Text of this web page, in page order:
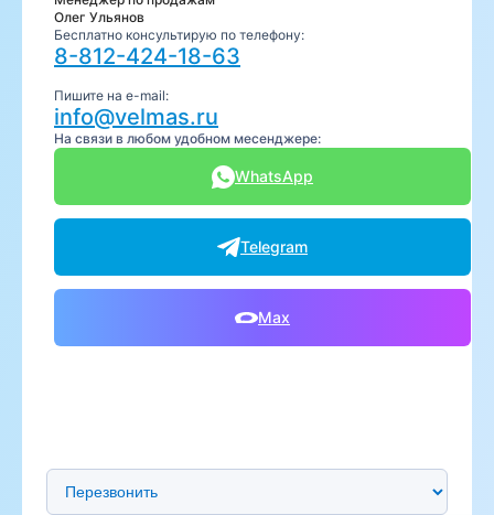
Олег Ульянов
Бесплатно консультирую по телефону:
8-812-424-18-63
Пишите на e-mail:
info@velmas.ru
На связи в любом удобном месенджере:
WhatsApp
Telegram
Max
Предпочтительный способ связи